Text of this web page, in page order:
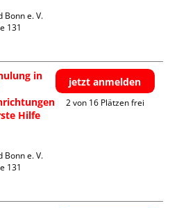
Bonn e. V.
131
in
Hilfe
Bonn e. V.
131
jetzt anmelden
2 von 16 Plätzen frei